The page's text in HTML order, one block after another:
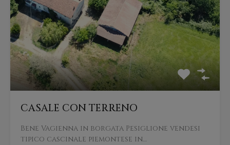
CASALE CON TERRENO
Bene Vagienna in borgata Pesiglione vendesi
tipico cascinale piemontese in…